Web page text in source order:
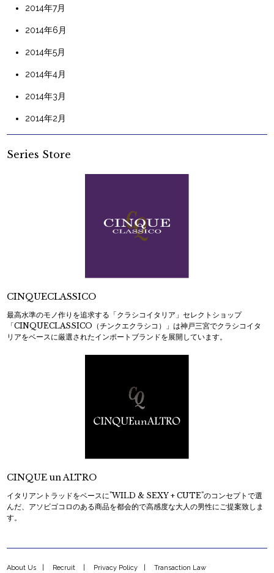
2014年7月
2014年6月
2014年5月
2014年4月
2014年3月
2014年2月
Series Store
CINQUECLASSICO
最高水準のモノ作りを追求する「クラシコイタリア」セレクトショップ
「CINQUECLASSICO（チンクエクラシコ）」は神戸三宮でクラシコイタ
リアをベースに厳選されたインポートブランドを展開しています。
CINQUE un ALTRO
イタリアントラッドをベースに"WILD & SEXY + CUTE"のコンセプトで選
んだ、アソビゴコロのある商品を都会的で高感度な大人の男性にご提案致しま
す。
About Us Recruit Privacy Policy Transaction Law